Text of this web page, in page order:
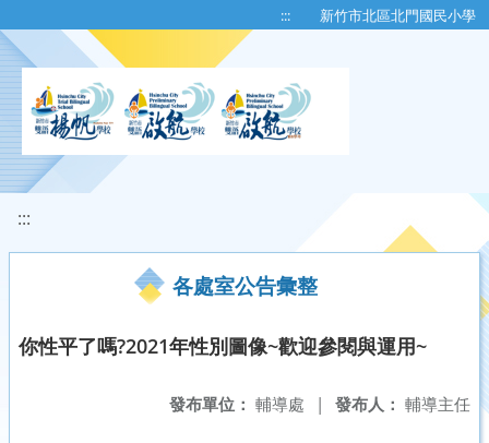
::: 新竹市北區北門國民小學
:::
各處室公告彙整
你性平了嗎?2021年性別圖像~歡迎參閱與運用~
發布人： 輔導主任
發布單位： 輔導處 |